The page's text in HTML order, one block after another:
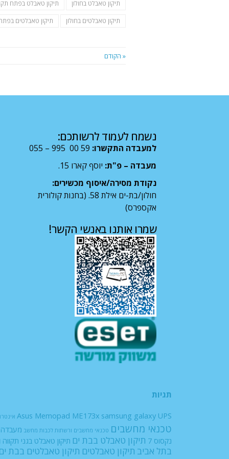
תיקון טאבלט בחולון
תיקון טאבלט בפתח
תיקון טאבלטים בחולון
תיקון טאבלטים
« הקודם
נשמח לעמוד לרשותכם:
למעבדה התקשרו: 59 00 995 – 055
מעבדה – פ"ת: יוסף קארו 15.
נקודת מסירה/איסוף מכשירים:
חולון/בת-ים אילת 58. (בחנות קולורית
אקספרס)
שמרו אותנו באנשי הקשר!
תגיות
Asus Memopad ME173x samsung galaxy UPS
טכנאי מחשבים טכנאי מחשבים ורשתות לכבות מחשב מעבדה
נקסוס 7
תיקון טאבלט בבת ים תיקון טאבלט בגני תקווה
בתל אביב תיקון טאבלטים תיקון טאבלטים בבת ים